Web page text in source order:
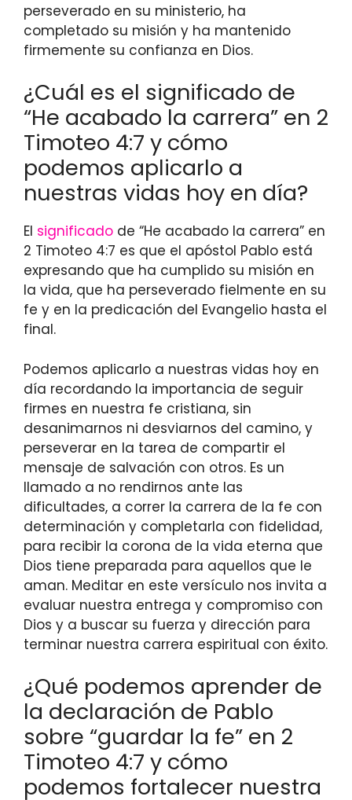
perseverado en su ministerio, ha
completado su misión y ha mantenido
firmemente su confianza en Dios.
¿Cuál es el significado de
“He acabado la carrera” en 2
Timoteo 4:7 y cómo
podemos aplicarlo a
nuestras vidas hoy en día?
El significado de “He acabado la carrera” en
2 Timoteo 4:7 es que el apóstol Pablo está
expresando que ha cumplido su misión en
la vida, que ha perseverado fielmente en su
fe y en la predicación del Evangelio hasta el
final.
Podemos aplicarlo a nuestras vidas hoy en
día recordando la importancia de seguir
firmes en nuestra fe cristiana, sin
desanimarnos ni desviarnos del camino, y
perseverar en la tarea de compartir el
mensaje de salvación con otros. Es un
llamado a no rendirnos ante las
dificultades, a correr la carrera de la fe con
determinación y completarla con fidelidad,
para recibir la corona de la vida eterna que
Dios tiene preparada para aquellos que le
aman. Meditar en este versículo nos invita a
evaluar nuestra entrega y compromiso con
Dios y a buscar su fuerza y dirección para
terminar nuestra carrera espiritual con éxito.
¿Qué podemos aprender de
la declaración de Pablo
sobre “guardar la fe” en 2
Timoteo 4:7 y cómo
podemos fortalecer nuestra